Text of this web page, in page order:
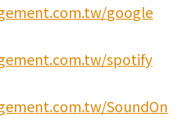
google
spotify
SoundOn